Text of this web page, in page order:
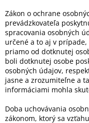
Zákon o ochrane
prevádzkovateľa
spracovania osobných
určené a to aj v
priamo od dotknutej
boli dotknutej osobe
osobných údajov,
jasne a zrozumiteľne a
informáciami mohla
Doba uchovávania
zákonom, ktorý sa